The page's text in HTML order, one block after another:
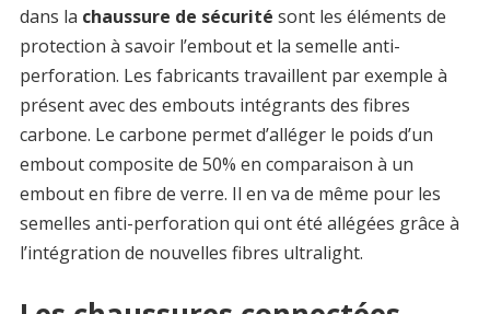
dans la chaussure de sécurité sont les éléments de
protection à savoir l’embout et la semelle anti-
perforation. Les fabricants travaillent par exemple à
présent avec des embouts intégrants des fibres
carbone. Le carbone permet d’alléger le poids d’un
embout composite de 50% en comparaison à un
embout en fibre de verre. Il en va de même pour les
semelles anti-perforation qui ont été allégées grâce à
l’intégration de nouvelles fibres ultralight.